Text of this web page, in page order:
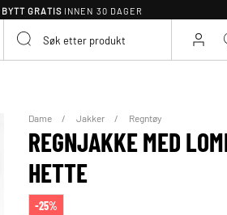
BYTT GRATISINNEN 30 DAGER
Dame Jakker Regntøy
REGNJAKKE MED
HETTE
-25%